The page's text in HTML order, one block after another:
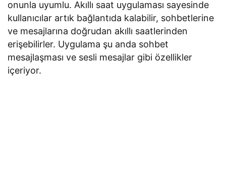
onunla uyumlu. Akıllı saat uygulaması sayesinde
kullanıcılar artık bağlantıda kalabilir, sohbetlerine
ve mesajlarına doğrudan akıllı saatlerinden
erişebilirler. Uygulama şu anda sohbet
mesajlaşması ve sesli mesajlar gibi özellikler
içeriyor.